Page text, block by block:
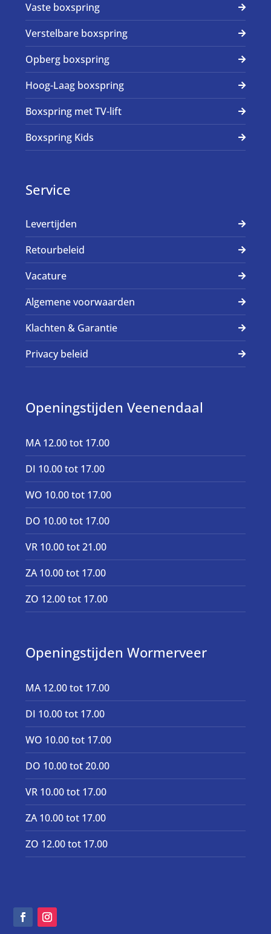
Vaste boxspring
Verstelbare boxspring
Opberg boxspring
Hoog-Laag boxspring
Boxspring met TV-lift
Boxspring Kids
Service
Levertijden
Retourbeleid
Vacature
Algemene voorwaarden
Klachten & Garantie
Privacy beleid
Openingstijden Veenendaal
MA 12.00 tot 17.00
DI 10.00 tot 17.00
WO 10.00 tot 17.00
DO 10.00 tot 17.00
VR 10.00 tot 21.00
ZA 10.00 tot 17.00
ZO 12.00 tot 17.00
Openingstijden Wormerveer
MA 12.00 tot 17.00
DI 10.00 tot 17.00
WO 10.00 tot 17.00
DO 10.00 tot 20.00
VR 10.00 tot 17.00
ZA 10.00 tot 17.00
ZO 12.00 tot 17.00